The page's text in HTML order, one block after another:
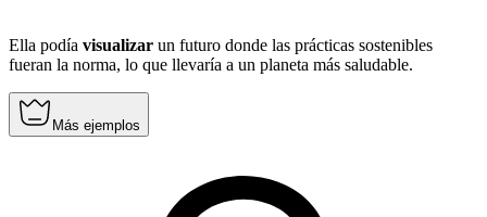
Ella podía visualizar un futuro donde las prácticas sostenibles
fueran la norma, lo que llevaría a un planeta más saludable.
Más ejemplos